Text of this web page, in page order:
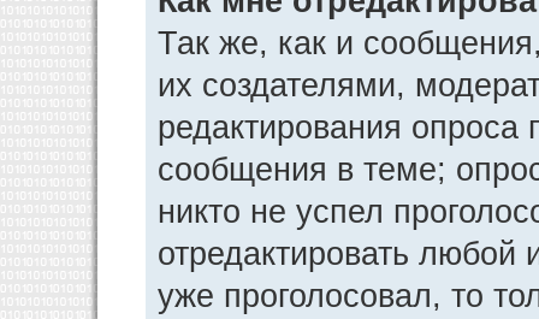
Так же, как и
их создателями,
редактирования опроса
сообщения в теме;
никто не успел
отредактировать любой
уже проголосовал, то